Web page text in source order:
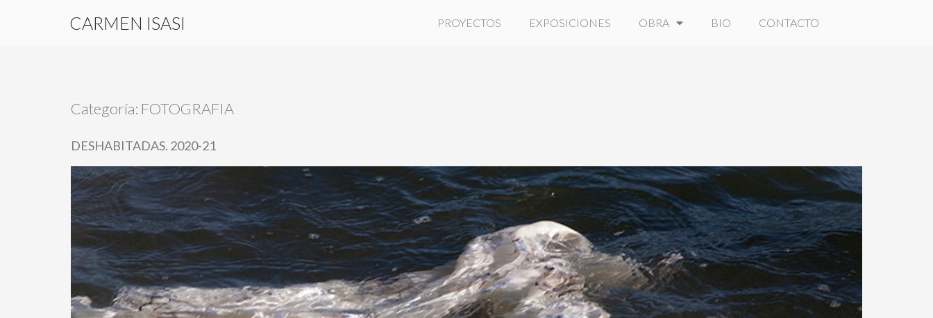
CARMEN ISASI PROYECTOS EXPOSICIONES OBRA BIO CONTACTO
Categoría: FOTOGRAFIA
DESHABITADAS. 2020-21